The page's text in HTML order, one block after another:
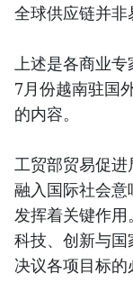
全球供应链并非
上述是各商业
7月份越南驻国
的内容。
工贸部贸易促
融入国际社会
发挥着关键作
科技、创新与
决议各项目标的